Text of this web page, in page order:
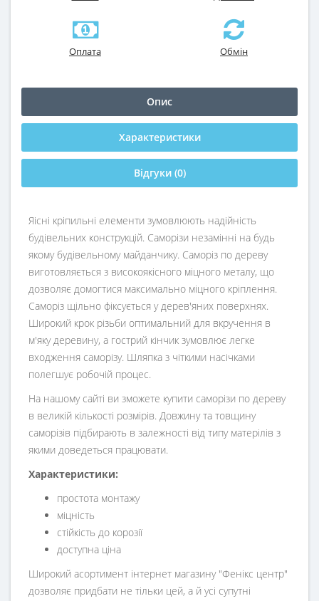
Оплата Обмін
Опис
Характеристики
Відгуки (0)
Яісні кріпильні елементи зумовлюють надійність
будівельних конструкцій. Саморізи незамінні на будь
якому будівельному майданчику. Саморіз по дереву
виготовляється з високоякісного міцного металу, що
дозволяє домогтися максимально міцного кріплення.
Саморіз щільно фіксується у дерев'яних поверхнях.
Широкий крок різьби оптимальний для вкручення в
м'яку деревину, а гострий кінчик зумовлює легке
входження саморізу. Шляпка з чіткими насічками
полегшує робочій процес.
На нашому сайті ви зможете купити саморізи по дереву
в великій кількості розмірів. Довжину та товщину
саморізів підбирають в залежності від типу матерілів з
якими доведеться працювати.
Характеристики:
простота монтажу
міцність
стійкість до корозії
доступна ціна
Широкий асортимент інтернет магазину "Фенікс центр"
дозволяє придбати не тільки цей, а й усі супутні